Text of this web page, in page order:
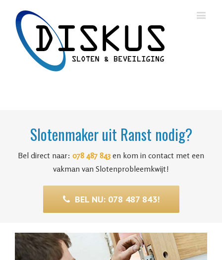
Slotenmaker uit Ranst nodig?
Bel direct naar: 078 487 843 en kom in contact met een
vakman van Slotenprobleemkwijt!
BEL NU: 078 487 843!